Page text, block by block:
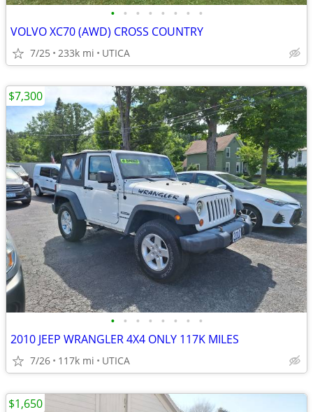
• • • • • • • •
VOLVO XC70 (AWD) CROSS COUNTRY
7/25 233k mi UTICA
• • • • • • • •
2010 JEEP WRANGLER 4X4 ONLY 117K MILES
7/26 117k mi UTICA
$7,300
$1,650